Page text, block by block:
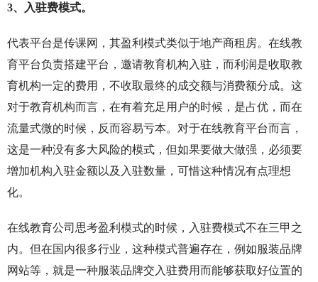
3、入驻费模式。
代表平台是传课网，其盈利模式类似于地产商租房。在线教
育平台负责搭建平台，邀请教育机构入驻，而利润是收取教
育机构一定的费用，不收取最终的成交额与消费额分成。这
对于教育机构而言，在有着充足用户的时候，是占优，而在
流量式微的时候，反而容易亏本。对于在线教育平台而言，
这是一种没有多大风险的模式，但如果要做大做强，必须要
增加机构入驻金额以及入驻数量，可惜这种情况有点理想
化。
在线教育公司思考盈利模式的时候，入驻费模式不在三甲之
内。但在国内很多行业，这种模式普遍存在，例如服装品牌
网站等，就是一种服装品牌交入驻费用而能够获取好位置的